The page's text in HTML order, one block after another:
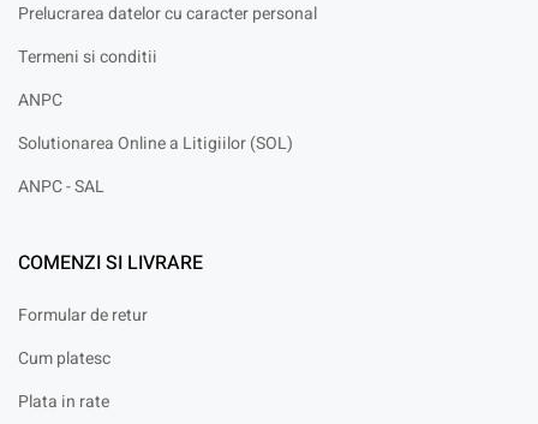
Prelucrarea datelor cu caracter personal
Termeni si conditii
ANPC
Solutionarea Online a Litigiilor (SOL)
ANPC - SAL
COMENZI SI LIVRARE
Formular de retur
Cum platesc
Plata in rate